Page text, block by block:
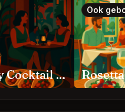
Hanky Panky Cocktail Bar Roma Norte
Ook